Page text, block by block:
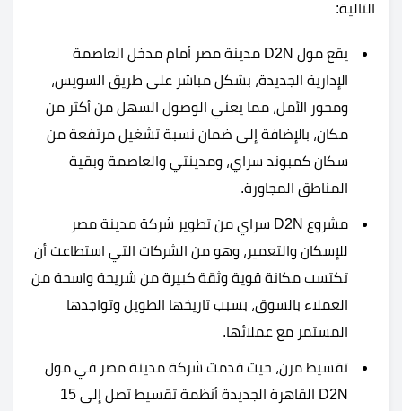
التالية:
يقع مول D2N مدينة مصر أمام مدخل العاصمة
الإدارية الجديدة، بشكل مباشر على طريق السويس،
ومحور الأمل، مما يعني الوصول السهل من أكثر من
مكان، بالإضافة إلى ضمان نسبة تشغيل مرتفعة من
سكان كمبوند سراي، ومدينتي والعاصمة وبقية
المناطق المجاورة.
مشروع D2N سراي من تطوير شركة مدينة مصر
للإسكان والتعمير، وهو من الشركات التي استطاعت أن
تكتسب مكانة قوية وثقة كبيرة من شريحة واسحة من
العملاء بالسوق، بسبب تاريخها الطويل وتواجدها
المستمر مع عملائها.
تقسيط مرن، حيث قدمت شركة مدينة مصر في مول
D2N القاهرة الجديدة أنظمة تقسيط تصل إلى 15